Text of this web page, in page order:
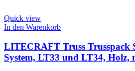
Quick view
In den Warenkorb
LITECRAFT Truss Trusspack
System, LT33 und LT34, Holz,